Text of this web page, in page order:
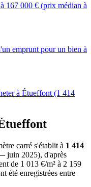
167 000 € (prix médian à
emprunt pour un bien à
à Étueffont (1 414
carré s'établit à 1 414
juin 2025), d'après
de 1 013 €/m² à 2 159
été enregistrées entre